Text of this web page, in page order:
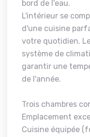
bord de l'eau.
L'intérieur se
d'une cuisine
votre quotidien.
système de
garantir une
de l'année.
Trois chambres
Emplacement
Cuisine équipée